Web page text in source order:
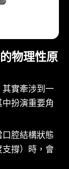
物理性原
實牽涉到一
扮演重要角
腔結構狀態
撐）時，會